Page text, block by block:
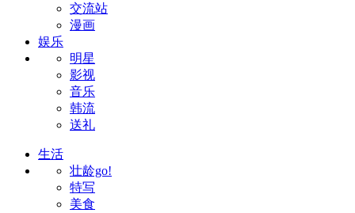
交流站
漫画
娱乐
明星
影视
音乐
韩流
送礼
生活
壮龄go!
特写
美食